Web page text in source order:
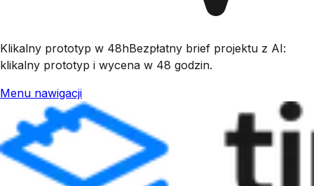
Klikalny prototyp w 48hBezpłatny brief projektu z AI:
klikalny prototyp i wycena w 48 godzin.
Menu nawigacji